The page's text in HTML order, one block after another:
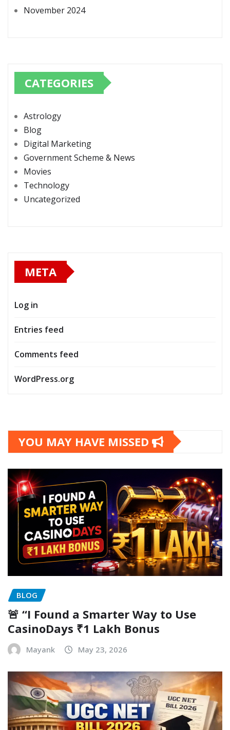
November 2024
CATEGORIES
Astrology
Blog
Digital Marketing
Government Scheme & News
Movies
Technology
Uncategorized
META
Log in
Entries feed
Comments feed
WordPress.org
YOU MAY HAVE MISSED
BLOG
🚨 “I Found a Smarter Way to Use
CasinoDays ₹1 Lakh Bonus
Mayank May 23, 2026